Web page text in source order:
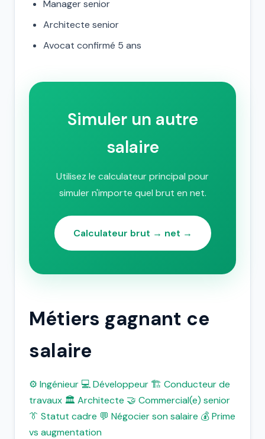
Manager senior
Architecte senior
Avocat confirmé 5 ans
Simuler un autre
salaire
Utilisez le calculateur principal pour
simuler n'importe quel brut en net.
Calculateur brut → net →
Métiers gagnant ce
salaire
⚙️ Ingénieur 💻 Développeur 🏗️ Conducteur de
travaux 🏛️ Architecte 🤝 Commercial(e) senior
👔 Statut cadre 💬 Négocier son salaire 💰 Prime
vs augmentation